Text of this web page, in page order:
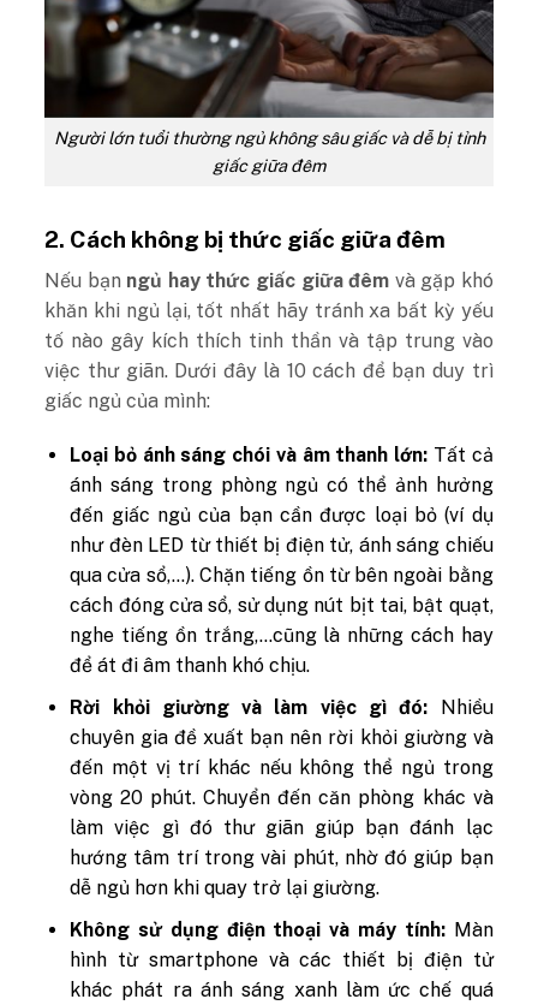
Người lớn tuổi thường ngủ không sâu giấc và dễ bị tỉnh
giấc giữa đêm
2. Cách không bị thức giấc giữa đêm
Nếu bạn ngủ hay thức giấc giữa đêm và gặp khó
khăn khi ngủ lại, tốt nhất hãy tránh xa bất kỳ yếu
tố nào gây kích thích tinh thần và tập trung vào
việc thư giãn. Dưới đây là 10 cách để bạn duy trì
giấc ngủ của mình:
Loại bỏ ánh sáng chói và âm thanh lớn: Tất cả
ánh sáng trong phòng ngủ có thể ảnh hưởng
đến giấc ngủ của bạn cần được loại bỏ (ví dụ
như đèn LED từ thiết bị điện tử, ánh sáng chiếu
qua cửa sổ,…). Chặn tiếng ồn từ bên ngoài bằng
cách đóng cửa sổ, sử dụng nút bịt tai, bật quạt,
nghe tiếng ồn trắng,…cũng là những cách hay
để át đi âm thanh khó chịu.
Rời khỏi giường và làm việc gì đó: Nhiều
chuyên gia đề xuất bạn nên rời khỏi giường và
đến một vị trí khác nếu không thể ngủ trong
vòng 20 phút. Chuyển đến căn phòng khác và
làm việc gì đó thư giãn giúp bạn đánh lạc
hướng tâm trí trong vài phút, nhờ đó giúp bạn
dễ ngủ hơn khi quay trở lại giường.
Không sử dụng điện thoại và máy tính: Màn
hình từ smartphone và các thiết bị điện tử
khác phát ra ánh sáng xanh làm ức chế quá